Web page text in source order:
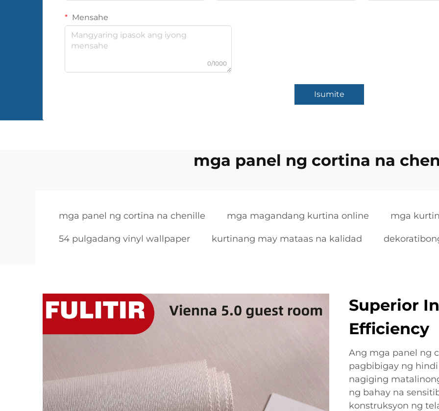
Mensahe
0/1000
Isumite
mga panel ng cortina na
mga panel ng cortina na chenille mga magandang kurtina online mga
54 pulgadang vinyl wallpaper kurtinang may mataas na kalidad
Superior
Efficiency
Ang mga panel ng
pagbibigay ng
nagiging
ng bahay na
konstruksyon ng